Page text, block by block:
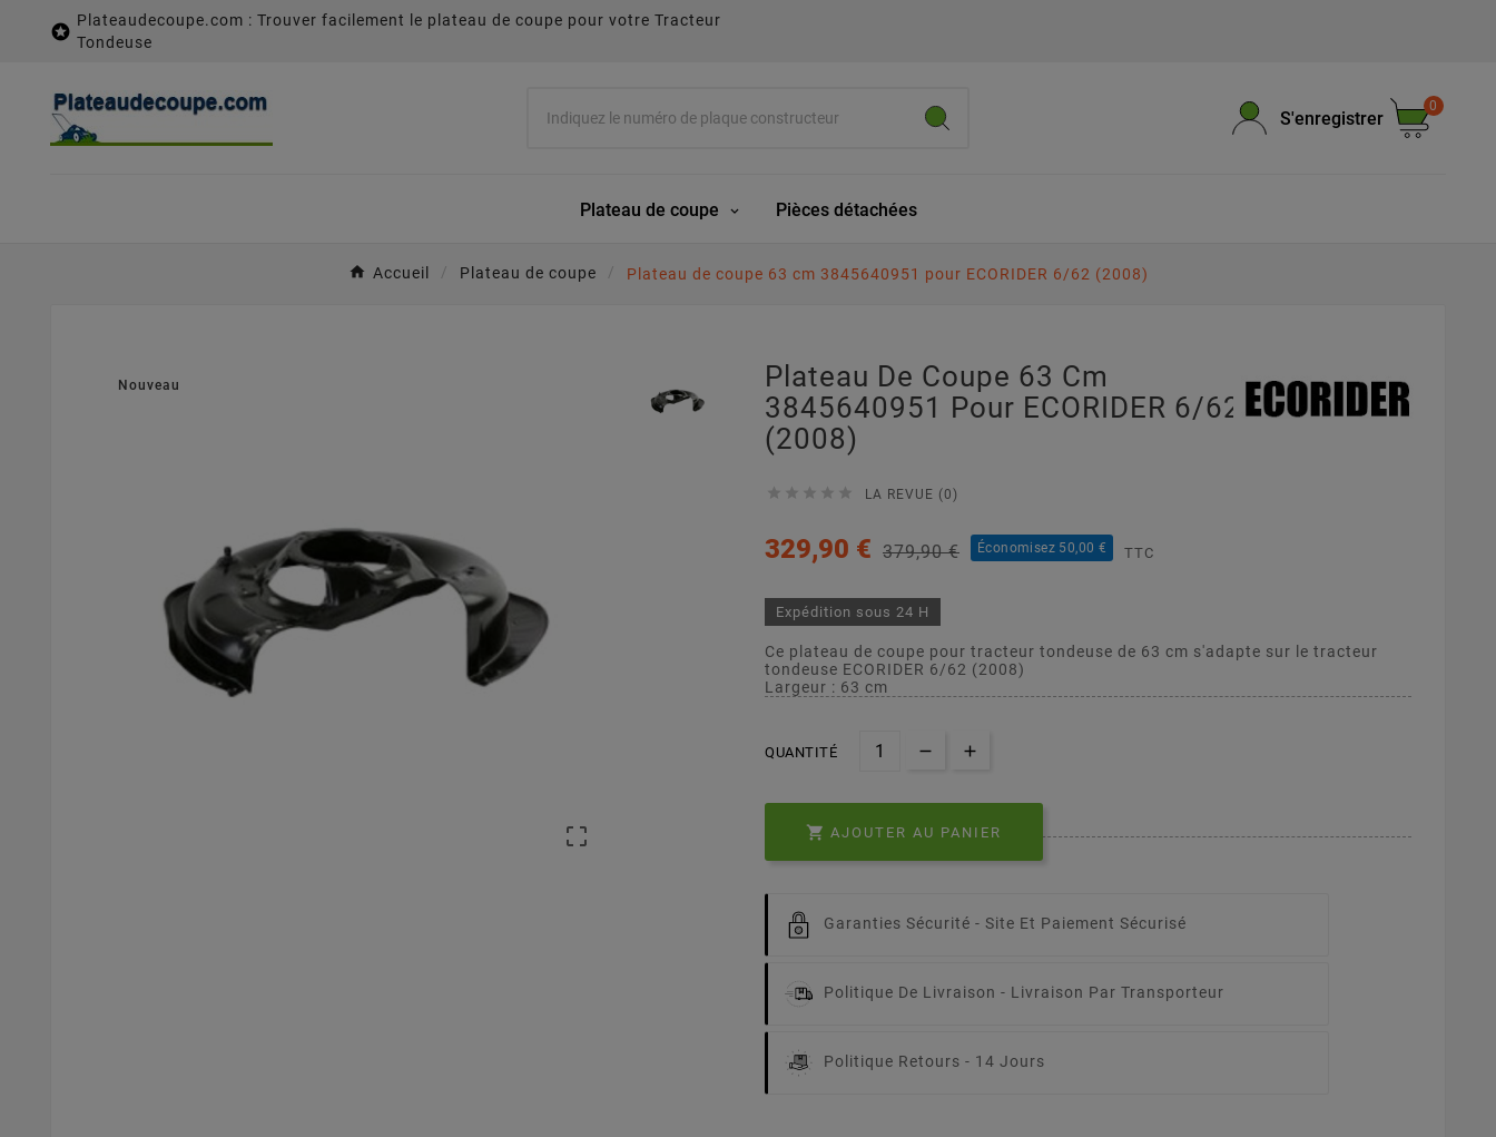

Plateaudecoupe.com : Trouver facilement le plateau de coupe pour votre Tracteur
Tondeuse
S'enregistrer
0
Plateau de coupe Pièces détachées
Accueil Plateau de coupe Plateau de coupe 63 cm 3845640951 pour ECORIDER 6/62 (2008)
Nouveau

Plateau De Coupe 63 Cm
3845640951 Pour ECORIDER 6/62
(2008)
     LA REVUE (0)
329,90 € 379,90 € Économisez 50,00 € TTC
Expédition sous 24 H
Ce plateau de coupe pour tracteur tondeuse de 63 cm s'adapte sur le tracteur
tondeuse ECORIDER 6/62 (2008)
Largeur : 63 cm
QUANTITÉ
 AJOUTER AU PANIER
Garanties Sécurité - Site Et Paiement Sécurisé
Politique De Livraison - Livraison Par Transporteur
Politique Retours - 14 Jours